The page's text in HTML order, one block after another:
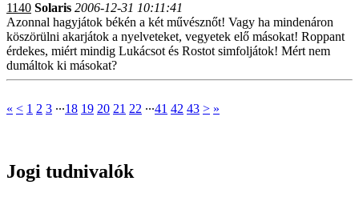
1140 Solaris 2006-12-31 10:11:41
Azonnal hagyjátok békén a két művésznőt! Vagy ha mindenáron
köszörülni akarjátok a nyelveteket, vegyetek elő másokat! Roppant
érdekes, miért mindig Lukácsot és Rostot simfoljátok! Mért nem
dumáltok ki másokat?
« < 1 2 3 ∙∙∙18 19 20 21 22 ∙∙∙41 42 43 > »
Jogi tudnivalók